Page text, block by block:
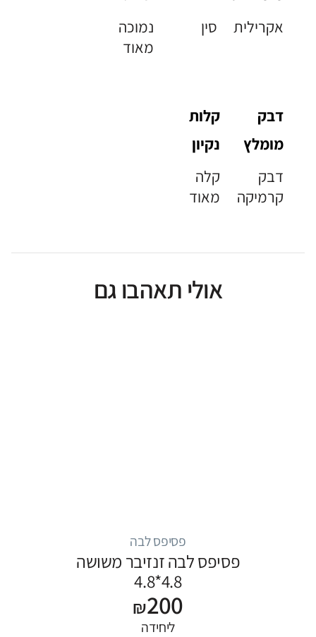
אקרילית
סין
נמוכה
מאוד
דבק
מומלץ
דבק
קרמיקה
קלות
נקיון
קלה
מאוד
אולי תאהבו גם
פסיפס לבה
פסיפס לבה זנזיבר משושה
4.8*4.8
₪200
ליחידה